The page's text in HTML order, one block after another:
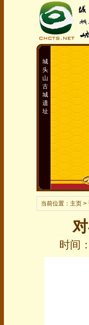
城
头
山
古
城
遗
址
当前位置： 主页>
时间